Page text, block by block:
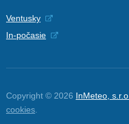
Ventusky
In-počasie
Copyright © 2026 InMeteo, s.r.o.
cookies